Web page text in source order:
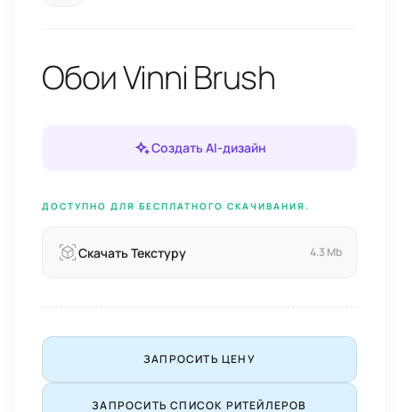
Обои Vinni Brush
Создать AI-дизайн
ДОСТУПНО ДЛЯ БЕСПЛАТНОГО СКАЧИВАНИЯ.
Скачать Текстуру 4.3 Mb
ЗАПРОСИТЬ ЦЕНУ
ЗАПРОСИТЬ СПИСОК РИТЕЙЛЕРОВ